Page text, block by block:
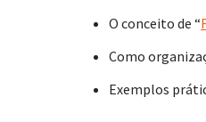
O conceito de “
Como
Exemplos